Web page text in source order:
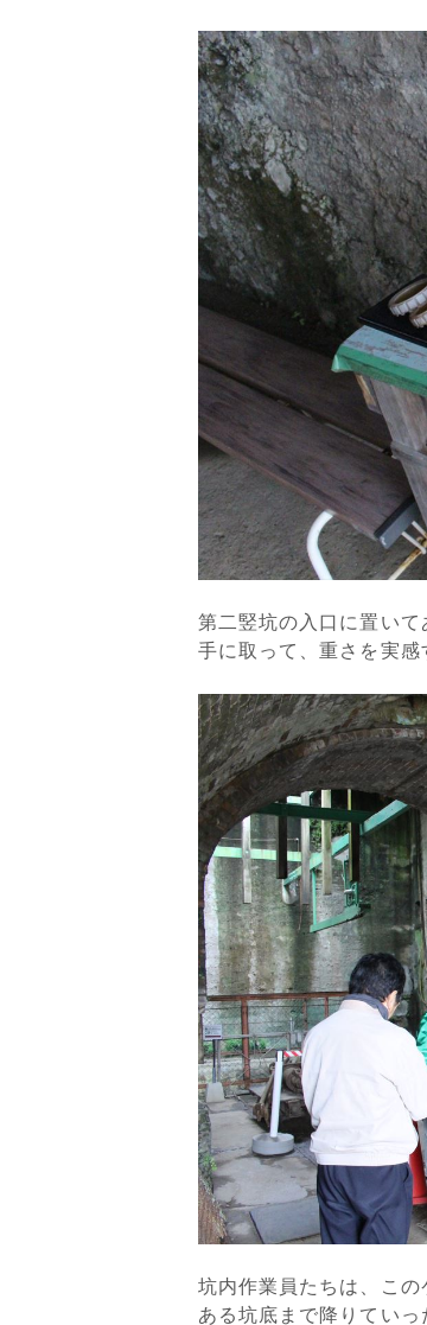
第二竪坑の入口に置いて
手に取って、重さを実感
坑内作業員たちは、こ
ある坑底まで降りていっ